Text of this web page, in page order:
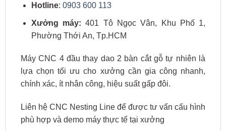
Hotline: 0903 600 113
Xưởng máy:401 Tô Ngọc Vân, Khu Phố 1,
Phường Thới An, Tp.HCM
Máy CNC 4 đầu thay dao 2 bàn cắt gỗ tự nhiên là
lựa chọn tối ưu cho xưởng cần gia công nhanh,
chính xác, ít nhân công, hiệu suất gấp đôi.
Liên hệ CNC Nesting Line để được tư vấn cấu hình
phù hợp và demo máy thực tế tại xưởng